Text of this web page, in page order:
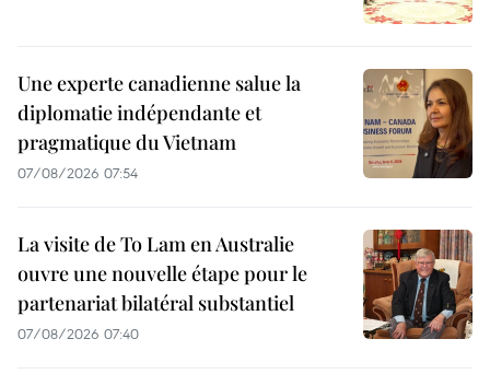
Une experte canadienne salue la
diplomatie indépendante et
pragmatique du Vietnam
07/08/2026 07:54
La visite de To Lam en Australie
ouvre une nouvelle étape pour le
partenariat bilatéral substantiel
07/08/2026 07:40